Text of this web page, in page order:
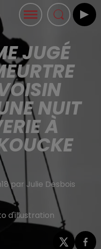
JUGÉ
NUIT
À
par Julie Desbois
d'illustration